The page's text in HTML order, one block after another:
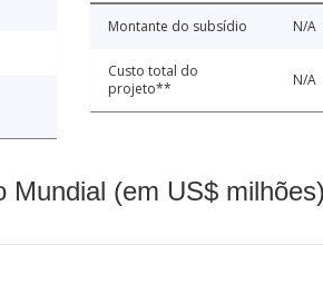
Montante do subsídio N/A
Custo total do
projeto**
N/A
(em US$